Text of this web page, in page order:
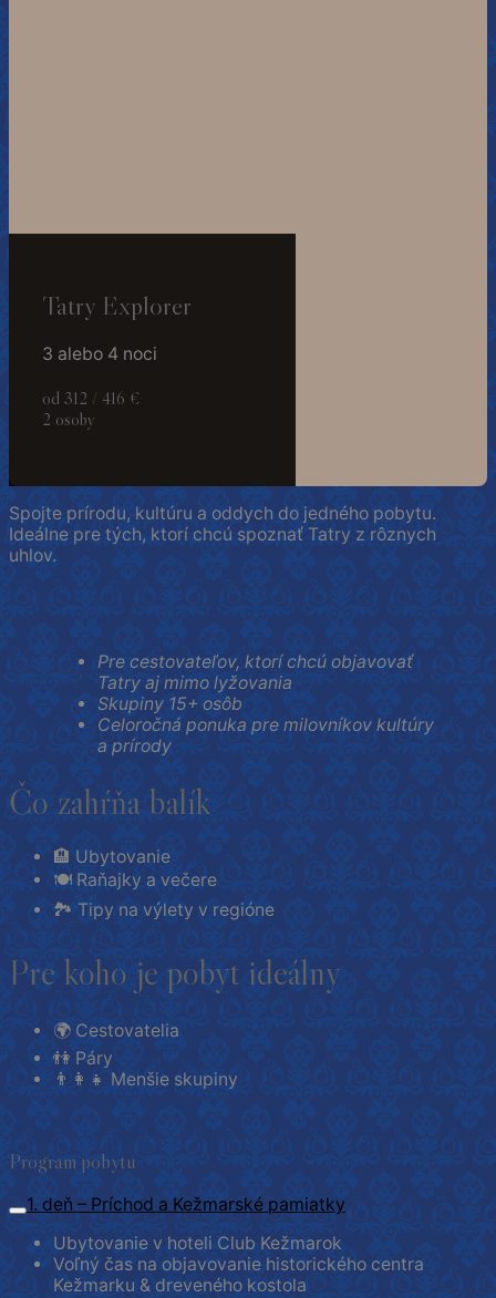
Tatry Explorer
3 alebo 4 noci
od 312 / 416 €
2 osoby
Spojte prírodu, kultúru a oddych do jedného pobytu.
Ideálne pre tých, ktorí chcú spoznať Tatry z rôznych
uhlov.
Pre cestovateľov, ktorí chcú objavovať
Tatry aj mimo lyžovania
Skupiny 15+ osôb
Celoročná ponuka pre milovníkov kultúry
a prírody
Čo zahŕňa balík
🏨 Ubytovanie
🍽 Raňajky a večere
🏞 Tipy na výlety v regióne
Pre koho je pobyt ideálny
🌍 Cestovatelia
👫 Páry
👨‍👩‍👧 Menšie skupiny
Program pobytu
1. deň – Príchod a Kežmarské pamiatky
Ubytovanie v hoteli Club Kežmarok
Voľný čas na objavovanie historického centra
Kežmarku & dreveného kostola